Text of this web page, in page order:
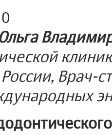
Врач-